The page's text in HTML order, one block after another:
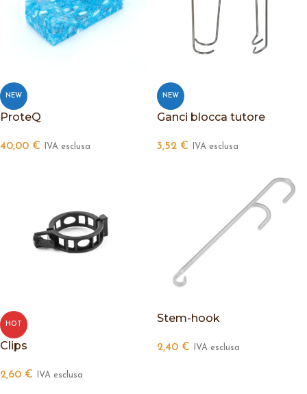
NEW
ProteQ
40,00 € IVA esclusa
NEW
Ganci blocca tutore
3,52 € IVA esclusa
HOT
Clips
2,60 € IVA esclusa
Stem-hook
2,40 € IVA esclusa